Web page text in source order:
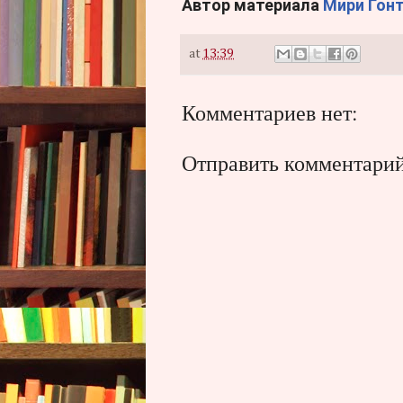
Автор материала Мири
at 13:39
Комментариев нет:
Отправить